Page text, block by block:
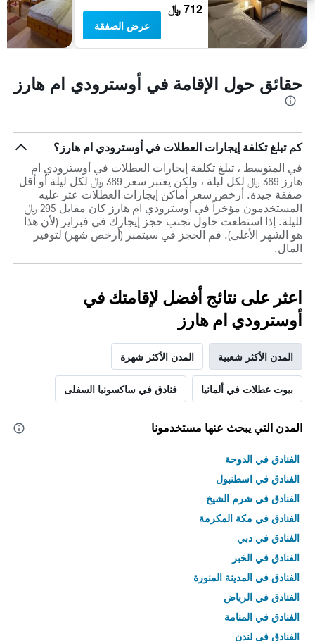
712 ﷼
عرض الصفقة
حقائق حول الإقامة في أوسترودي ام هارز
كم تبلغ تكلفة إيجارات العطلات في أوسترودي ام هارز؟
في المتوسط ، تبلغ تكلفة إيجارات العطلات في أوسترودي ام
هارز 369 ﷼ لكل ليلة ، ولكن يعتبر سعر 369 ﷼ لكل ليلة أو أقل
صفقة جيدة. أرخص سعر أماكن إيجارات العطلات عثر عليه
المستخدمون مؤخراً في أوسترودي ام هارز كان مقابل 295 ﷼
لليلة. إذا استطعت حاول تجنب حجز إيجارك في فبراير (لأن هذا
هو الشهر الأغلى). قم الحجز في سبتمبر (أرخص شهر) لتوفير
المال.
اعثر على نتائج أفضل لإقامتك في
أوسترودي ام هارز
المدن الأكثر شعبية المدن الأكثر شهرة
بيوت عطلات في ألمانيا فنادق في ساكسونيا السفلى
المدن التي يبحث عنها مستخدمونا
الفنادق في الدوحة
الفنادق في اسطنبول
الفنادق في شرم الشيخ
الفنادق في مكة المكرمة
الفنادق في دبي
الفنادق في الخبر
الفنادق في المدينة المنورة
الفنادق في الرياض
الفنادق في المنامة
الفنادق في لندن